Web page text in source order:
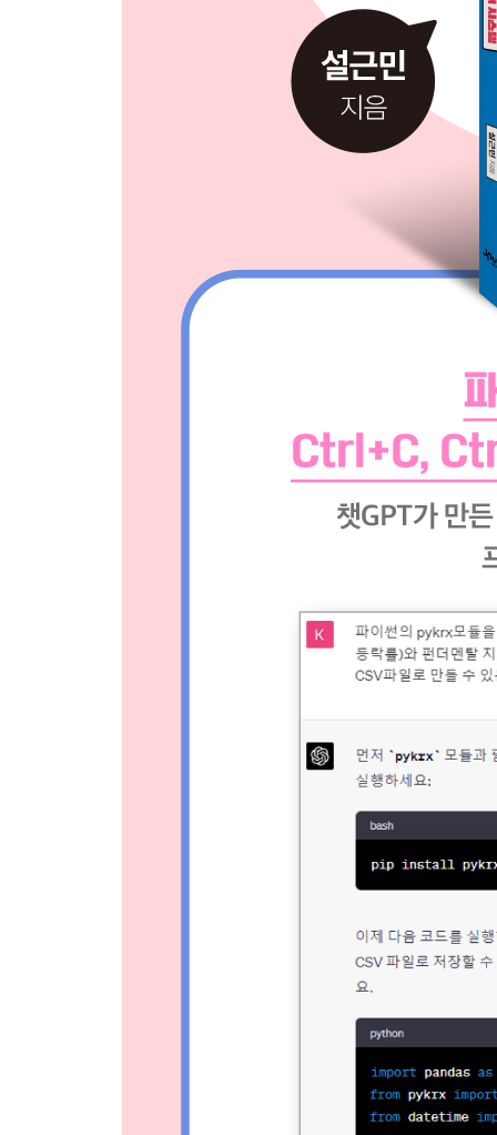
__UI 연결 변수를 포함한 챗GPT 질문 만들기 183
__챗GPT 질문을 통한 결과 코드 184
__챗GPT로 받은 코드 실행해보기 187
__자동매매 시스템 EXE 파일 만들기 190
6.4 업비트 API 사용 방법 193
__UI 연결 변수를 포함한 챗GPT 질문 만들기 207
__챗GPT 질문을 통한 결과 코드 208
__챗GPT로 받은 코드 실행해보기 211
7.1 이 책을 통해서 얻은 것 221